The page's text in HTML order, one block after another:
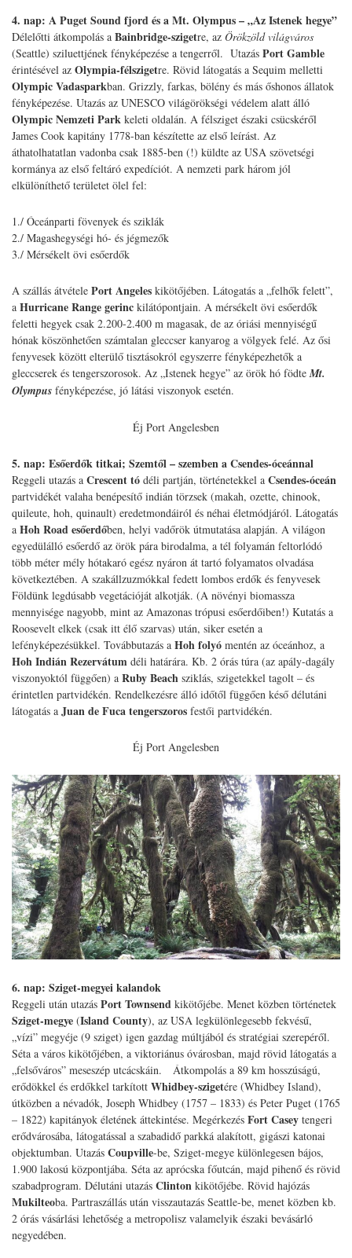
4. nap: A Puget Sound fjord és a Mt. Olympus – „Az Istenek hegye”
Délelőtti átkompolás a Bainbridge-szigetre, az Örökzöld világváros
(Seattle) sziluettjének fényképezése a tengerről. Utazás Port Gamble
érintésével az Olympia-félszigetre. Rövid látogatás a Sequim melletti
Olympic Vadasparkban. Grizzly, farkas, bölény és más őshonos állatok
fényképezése. Utazás az UNESCO világörökségi védelem alatt álló
Olympic Nemzeti Park keleti oldalán. A félsziget északi csücskéről
James Cook kapitány 1778-ban készítette az első leírást. Az
áthatolhatatlan vadonba csak 1885-ben (!) küldte az USA szövetségi
kormánya az első feltáró expedíciót. A nemzeti park három jól
elkülöníthető területet ölel fel:
1./ Óceánparti fövenyek és sziklák
2./ Magashegységi hó- és jégmezők
3./ Mérsékelt övi esőerdők
A szállás átvétele Port Angeles kikötőjében. Látogatás a „felhők felett”,
a Hurricane Rangegerinc kilátópontjain. A mérsékelt övi esőerdők
feletti hegyek csak 2.200-2.400 m magasak, de az óriási mennyiségű
hónak köszönhetően számtalan gleccser kanyarog a völgyek felé. Az ősi
fenyvesek között elterülő tisztásokról egyszerre fényképezhetők a
gleccserek és tengerszorosok. Az „Istenek hegye” az örök hó födteMt.
Olympus fényképezése, jó látási viszonyok esetén.
Éj Port Angelesben
5. nap: Esőerdők titkai; Szemtől – szemben a Csendes-óceánnal
Reggeli utazás a Crescent tó déli partján, történetekkel a Csendes-óceán
partvidékét valaha benépesítő indián törzsek (makah, ozette, chinook,
quileute, hoh, quinault) eredetmondáiról és néhai életmódjáról. Látogatás
a Hoh Road esőerdőben, helyi vadőrök útmutatása alapján. A világon
egyedülálló esőerdő az örök pára birodalma, a tél folyamán feltorlódó
több méter mély hótakaró egész nyáron át tartó folyamatos olvadása
következtében. A szakállzuzmókkal fedett lombos erdők és fenyvesek
Földünk legdúsabb vegetációját alkotják. (A növényi biomassza
mennyisége nagyobb, mint az Amazonas trópusi esőerdőiben!) Kutatás a
Roosevelt elkek (csak itt élő szarvas) után, siker esetén a
lefényképezésükkel. Továbbutazás a Hoh folyó mentén az óceánhoz, a
Hoh Indián Rezervátum déli határára. Kb. 2 órás túra (az apály-dagály
viszonyoktól függően) a Ruby Beach sziklás, szigetekkel tagolt – és
érintetlen partvidékén. Rendelkezésre álló időtől függően késő délutáni
látogatás a Juan de Fuca tengerszoros festői partvidékén.
Éj Port Angelesben
6. nap: Sziget-megyei kalandok
Reggeli után utazás Port Townsend kikötőjébe. Menet közben történetek
Sziget-megye (Island County), az USA legkülönlegesebb fekvésű,
„vízi” megyéje (9 sziget) igen gazdag múltjából és stratégiai szerepéről.
Séta a város kikötőjében, a viktoriánus óvárosban, majd rövid látogatás a
„felsőváros” meseszép utcácskáin. Átkompolás a 89 km hosszúságú,
erődökkel és erdőkkel tarkított Whidbey-szigetére (Whidbey Island),
útközben a névadók, Joseph Whidbey (1757 – 1833) és Peter Puget (1765
– 1822) kapitányok életének áttekintése. Megérkezés Fort Casey tengeri
erődvárosába, látogatással a szabadidő parkká alakított, gigászi katonai
objektumban. Utazás Coupville-be, Sziget-megye különlegesen bájos,
1.900 lakosú központjába. Séta az aprócska főutcán, majd pihenő és rövid
szabadprogram. Délutáni utazás Clinton kikötőjébe. Rövid hajózás
Mukilteoba. Partraszállás után visszautazás Seattle-be, menet közben kb.
2 órás vásárlási lehetőség a metropolisz valamelyik északi bevásárló
negyedében.